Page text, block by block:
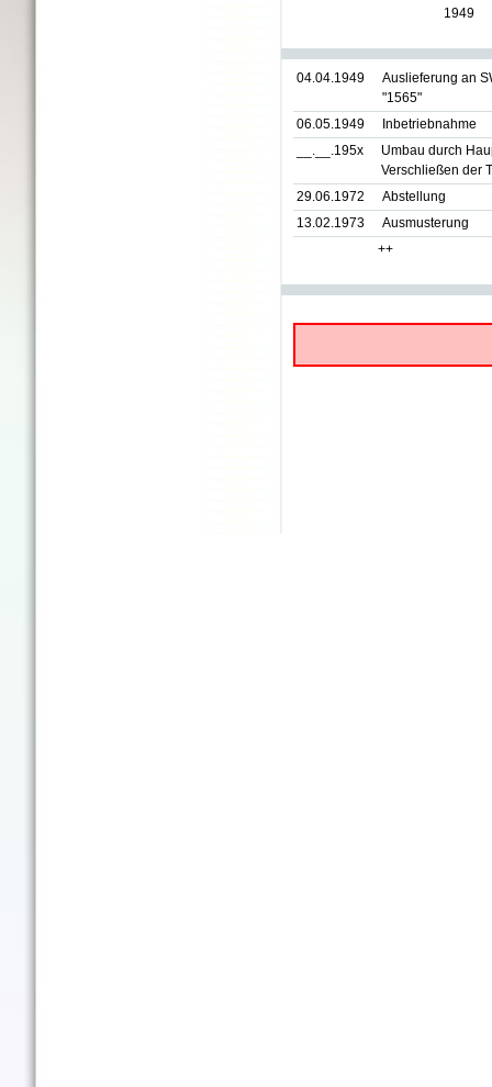
1949
04.04.1949
Auslieferung an
"1565"
06.05.1949
Inbetriebnahme
__.__.195x
Umbau durch
Verschließen der
29.06.1972
Abstellung
13.02.1973
Ausmusterung
++